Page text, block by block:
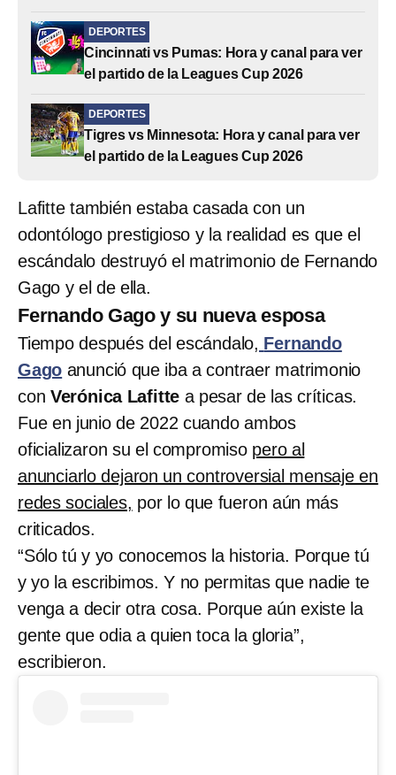
DEPORTES
Cincinnati vs Pumas: Hora y canal para ver
el partido de la Leagues Cup 2026
DEPORTES
Tigres vs Minnesota: Hora y canal para ver
el partido de la Leagues Cup 2026
Lafitte también estaba casada con un
odontólogo prestigioso y la realidad es que el
escándalo destruyó el matrimonio de Fernando
Gago y el de ella.
Fernando Gago y su nueva esposa
Tiempo después del escándalo, Fernando
Gago anunció que iba a contraer matrimonio
con Verónica Lafitte a pesar de las críticas.
Fue en junio de 2022 cuando ambos
oficializaron su el compromiso pero al
anunciarlo dejaron un controversial mensaje en
redes sociales, por lo que fueron aún más
criticados.
“Sólo tú y yo conocemos la historia. Porque tú
y yo la escribimos. Y no permitas que nadie te
venga a decir otra cosa. Porque aún existe la
gente que odia a quien toca la gloria”,
escribieron.